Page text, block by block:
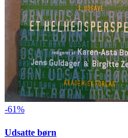
-61%
Udsatte børn